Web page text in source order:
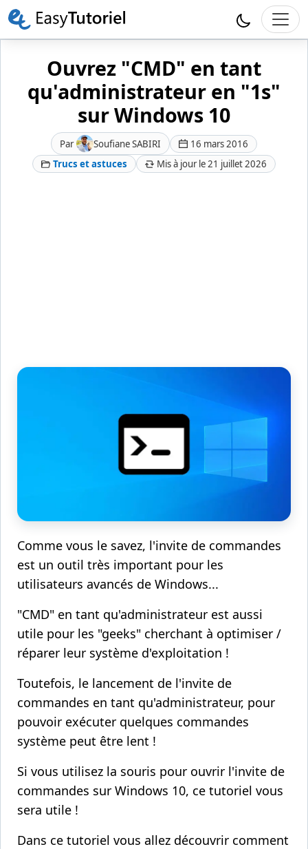
Ouvrez "CMD" en tant
qu'administrateur en "1s"
sur Windows 10
Par Soufiane SABIRI
16 mars 2016
Trucs et astuces
Mis à jour le 21 juillet 2026
Comme vous le savez, l'invite de commandes
est un outil très important pour les
utilisateurs avancés de Windows...
"CMD" en tant qu'administrateur est aussi
utile pour les "geeks" cherchant à optimiser /
réparer leur système d'exploitation !
Toutefois, le lancement de l'invite de
commandes en tant qu'administrateur, pour
pouvoir exécuter quelques commandes
système peut être lent !
Si vous utilisez la souris pour ouvrir l'invite de
commandes sur Windows 10, ce tutoriel vous
sera utile !
Dans ce tutoriel vous allez découvrir comment